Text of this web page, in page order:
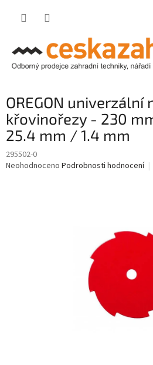
OREGON univerzální
křovinořezy - 230
25.4 mm / 1.4 mm
295502-0
Průměrné
Neohodnoceno Podrobnosti hodnocení